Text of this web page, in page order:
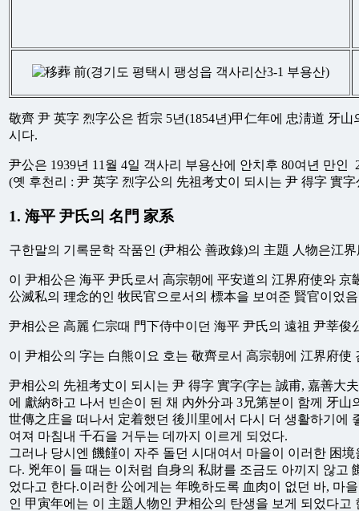
敬齊 尹 英字 烈字公은 哲宗 5년(1854년)甲仁年에 忠淸道 牙
시다.
尹公은 1939년 11월 4일 객사리 부용산에 안치후 80여년 만인
(옛 후천리 : 尹 英字 烈字公의 先祖考丈이 되시는 尹 得字 實
1. 海平 尹氏의 名門 家系
구한말의 기록문학 작품인 (尹相公 善政錄)의 主題 人物은江
이 尹相公은 海平 尹氏로서 高宗朝에 平安道의 江界府使와
公滅私의 理念的인 牧民官으로서의 標本을 보여준 賢官이었
尹相公은 高麗 仁宗때 門下侍中이던 海平 尹氏의 遠祖 尹莘
이 尹相公의 字는 白熊이요 호는 敬齊로서 高宗朝에 江界府
尹相公의 先祖考丈이 되시는 尹 得字 實字(字는 誠甫, 嘉善大
에 獻納하고 나서 빈손이 된 채 內外分과 3兄第분이 함께 牙
世傳之庄을 떠나서 定着했던 後川里에서 다시 더 생활하기에
여져 마침내 千石을 거두는 데까지 이르게 되었다.
그러나 당시엔 饑饉이 자주 돌던 시대여서 마을이 이러한 困
다. 兇年이 들 때는 이처럼 自身의 私財를 조금도 아끼지 않
었다고 한다.이러한 公에게는 年晩하도록 血肉이 없던 바, 마
인 甲寅年에는 이 主題人物인 尹相公의 탄생을 보게 되었다고